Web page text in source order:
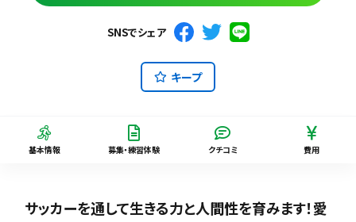
SNSでシェア
キープ
基本情報 募集・練習体験 クチコミ 費用
サッカーを通して生きる力と人間性を育みます！愛